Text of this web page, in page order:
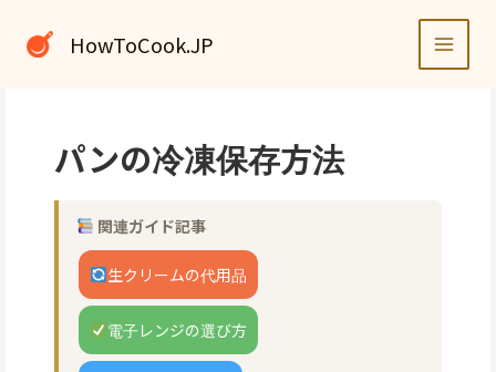
HowToCook.JP
パンの冷凍保存方法
関連ガイド記事
生クリームの代用品
電子レンジの選び方